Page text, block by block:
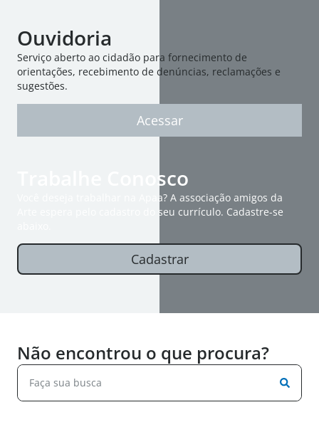
Ouvidoria
Serviço aberto ao cidadão para fornecimento de
orientações, recebimento de denúncias, reclamações e
sugestões.
Acessar
Trabalhe Conosco
Você deseja trabalhar na Apaa? A associação amigos da
Arte espera pelo cadastro do seu currículo. Cadastre-se
Cadastrar
Não encontrou o que procura?